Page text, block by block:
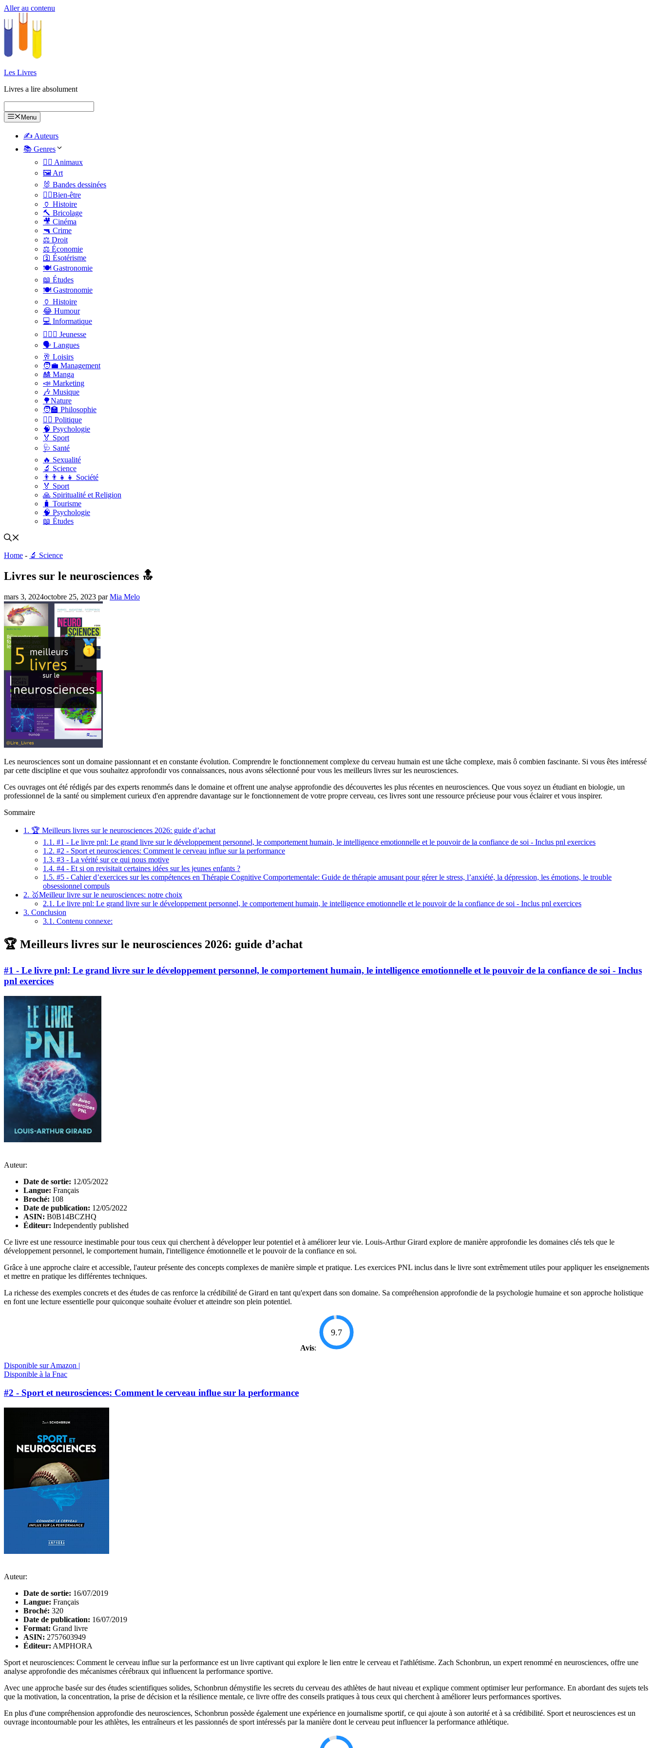
Aller au contenu
Les Livres
Livres a lire absolument
Menu
✍️ Auteurs
📚 Genres
🐕‍🦺 Animaux
🖼️ Art
🐰 Bandes dessinées
🧑‍⚕️Bien-être
🏺 Histoire
🔨 Bricolage
🎥 Cinéma
🔫 Crime
⚖️ Droit
⚖️ Économie
🛐 Ésotérisme
🍽️ Gastronomie
📖 Études
🍽️ Gastronomie
🏺 Histoire
😂 Humour
💻 Informatique
🤸🏽‍♀️ Jeunesse
🗣 Langues
🥂 Loisirs
🧑‍💼 Management
🎎 Manga
📣 Marketing
🎶 Musique
🌳Nature
🧑‍🏫 Philosophie
👨‍⚖️ Politique
🧠 Psychologie
🏅 Sport
🩺 Santé
🔥 Sexualité
🔬 Science
👨‍👨‍👧‍👧 Société
🏅 Sport
🙏 Spiritualité et Religion
🧳 Tourisme
🧠 Psychologie
📖 Études
Home - 🔬 Science
Livres sur le neurosciences 🔝
mars 3, 2024octobre 25, 2023 parMia Melo
Les neurosciences sont un domaine passionnant et en constante évolution. Comprendre le fonctionnement complexe du cerveau humain est une tâche complexe, mais ô combien fascinante. Si vous êtes intéressé
par cette discipline et que vous souhaitez approfondir vos connaissances, nous avons sélectionné pour vous les meilleurs livres sur les neurosciences.
Ces ouvrages ont été rédigés par des experts renommés dans le domaine et offrent une analyse approfondie des découvertes les plus récentes en neurosciences. Que vous soyez un étudiant en biologie, un
professionnel de la santé ou simplement curieux d'en apprendre davantage sur le fonctionnement de votre propre cerveau, ces livres sont une ressource précieuse pour vous éclairer et vous inspirer.
Sommaire
1. 🏆 Meilleurs livres sur le neurosciences 2026: guide d’achat
1.1. #1 - Le livre pnl: Le grand livre sur le développement personnel, le comportement humain, le intelligence emotionnelle et le pouvoir de la confiance de soi - Inclus pnl exercices
1.2. #2 - Sport et neurosciences: Comment le cerveau influe sur la performance
1.3. #3 - La vérité sur ce qui nous motive
1.4. #4 - Et si on revisitait certaines idées sur les jeunes enfants ?
1.5. #5 - Cahier d’exercices sur les compétences en Thérapie Cognitive Comportementale: Guide de thérapie amusant pour gérer le stress, l’anxiété, la dépression, les émotions, le trouble
obsessionnel compuls
2. 🥇Meilleur livre sur le neurosciences: notre choix
2.1. Le livre pnl: Le grand livre sur le développement personnel, le comportement humain, le intelligence emotionnelle et le pouvoir de la confiance de soi - Inclus pnl exercices
3. Conclusion
3.1. Contenu connexe:
🏆 Meilleurs livres sur le neurosciences 2026: guide d’achat
#1 - Le livre pnl: Le grand livre sur le développement personnel, le comportement humain, le intelligence emotionnelle et le pouvoir de la confiance de soi - Inclus
pnl exercices
Auteur:
Date de sortie: 12/05/2022
Langue: Français
Broché: 108
Date de publication: 12/05/2022
ASIN: B0B14BCZHQ
Éditeur: Independently published
Ce livre est une ressource inestimable pour tous ceux qui cherchent à développer leur potentiel et à améliorer leur vie. Louis-Arthur Girard explore de manière approfondie les domaines clés tels que le
développement personnel, le comportement humain, l'intelligence émotionnelle et le pouvoir de la confiance en soi.
Grâce à une approche claire et accessible, l'auteur présente des concepts complexes de manière simple et pratique. Les exercices PNL inclus dans le livre sont extrêmement utiles pour appliquer les enseignements
et mettre en pratique les différentes techniques.
La richesse des exemples concrets et des études de cas renforce la crédibilité de Girard en tant qu'expert dans son domaine. Sa compréhension approfondie de la psychologie humaine et son approche holistique
en font une lecture essentielle pour quiconque souhaite évoluer et atteindre son plein potentiel.
Avis:
9.7
Disponible sur Amazon |
Disponible à la Fnac
#2 - Sport et neurosciences: Comment le cerveau influe sur la performance
Auteur:
Date de sortie: 16/07/2019
Langue: Français
Broché: 320
Date de publication: 16/07/2019
Format: Grand livre
ASIN: 2757603949
Éditeur: AMPHORA
Sport et neurosciences: Comment le cerveau influe sur la performance est un livre captivant qui explore le lien entre le cerveau et l'athlétisme. Zach Schonbrun, un expert renommé en neurosciences, offre une
analyse approfondie des mécanismes cérébraux qui influencent la performance sportive.
Avec une approche basée sur des études scientifiques solides, Schonbrun démystifie les secrets du cerveau des athlètes de haut niveau et explique comment optimiser leur performance. En abordant des sujets tels
que la motivation, la concentration, la prise de décision et la résilience mentale, ce livre offre des conseils pratiques à tous ceux qui cherchent à améliorer leurs performances sportives.
En plus d'une compréhension approfondie des neurosciences, Schonbrun possède également une expérience en journalisme sportif, ce qui ajoute à son autorité et à sa crédibilité. Sport et neurosciences est un
ouvrage incontournable pour les athlètes, les entraîneurs et les passionnés de sport intéressés par la manière dont le cerveau peut influencer la performance athlétique.